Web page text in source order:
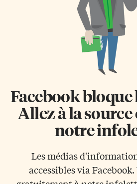
Facebook bloque
Allez à la source
notre
Les médias
accessibles via